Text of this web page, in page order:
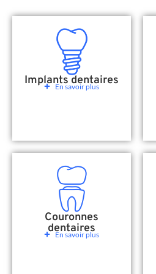
Implants dentaires
En savoir plus
Couronnes
dentaires
En savoir plus